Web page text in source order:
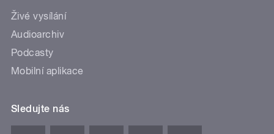
Živé vysílání
Audioarchiv
Podcasty
Mobilní aplikace
Sledujte nás